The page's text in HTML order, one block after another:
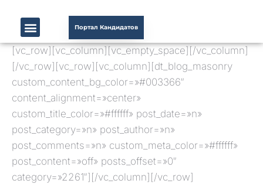
Портал Кандидатов
[vc_row][vc_column][vc_empty_space][/vc_column]
[/vc_row][vc_row][vc_column][dt_blog_masonry
custom_content_bg_color=»#003366″
content_alignment=»center»
custom_title_color=»#ffffff» post_date=»n»
post_category=»n» post_author=»n»
post_comments=»n» custom_meta_color=»#ffffff»
post_content=»off» posts_offset=»0″
category=»2261″][/vc_column][/vc_row]